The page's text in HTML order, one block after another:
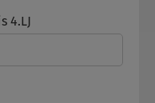
4.LJ